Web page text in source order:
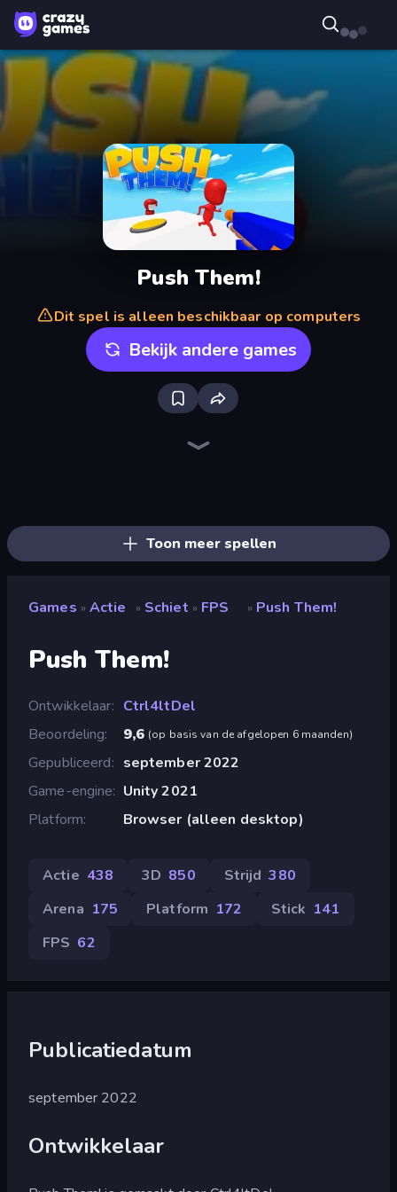
Push Them!
Dit spel is alleen beschikbaar op computers
Bekijk andere games
Toon meer spellen
Games » Actie » Schiet » FPS » Push Them!
Push Them!
Ontwikkelaar
Ctrl4ltDel
Beoordeling
9,6 (op basis van de afgelopen 6 maanden)
Gepubliceerd
september 2022
Game-engine
Unity 2021
Platform
Browser (alleen desktop)
Actie 438 3D 850 Strijd 380
Arena 175 Platform 172 Stick 141
FPS 62
Publicatiedatum
september 2022
Ontwikkelaar